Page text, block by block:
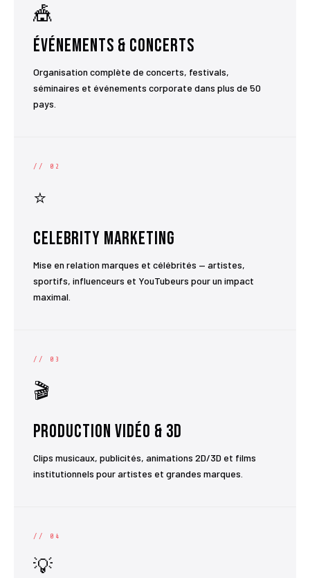
🎪
Événements & Concerts
Organisation complète de concerts, festivals,
séminaires et événements corporate dans plus de 50
pays.
// 02
⭐
Celebrity Marketing
Mise en relation marques et célébrités — artistes,
sportifs, influenceurs et YouTubeurs pour un impact
maximal.
// 03
🎬
Production Vidéo & 3D
Clips musicaux, publicités, animations 2D/3D et films
institutionnels pour artistes et grandes marques.
// 04
💡